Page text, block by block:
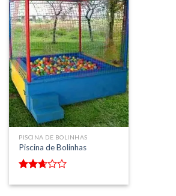
PISCINA DE BOLINHAS
Piscina de Bolinhas
2.50